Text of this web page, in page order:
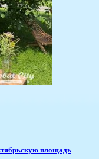
площадь